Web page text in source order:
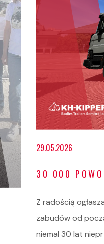
Kariera
Kontakt
STOCK
29.05.2026
30 000
Z radością
zabudów od
niemal 30 lat